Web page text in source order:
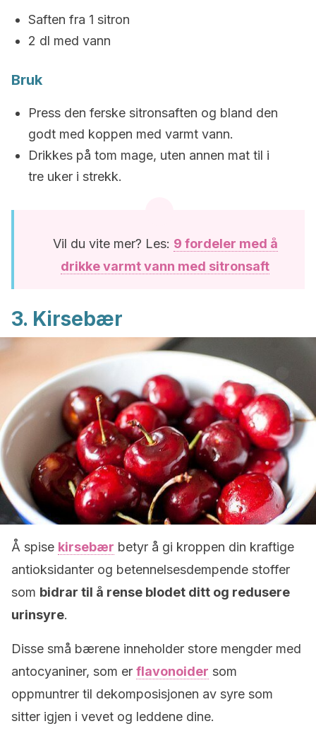
Saften fra 1 sitron
2 dl med vann
Bruk
Press den ferske sitronsaften og bland den
godt med koppen med varmt vann.
Drikkes på tom mage, uten annen mat til i
tre uker i strekk.
Vil du vite mer? Les: 9 fordeler med å
drikke varmt vann med sitronsaft
3. Kirsebær
Å spise kirsebær betyr å gi kroppen din kraftige
antioksidanter og betennelsesdempende stoffer
som bidrar til å rense blodet ditt og redusere
urinsyre.
Disse små bærene inneholder store mengder med
antocyaniner, som er flavonoider som
oppmuntrer til dekomposisjonen av syre som
sitter igjen i vevet og leddene dine.